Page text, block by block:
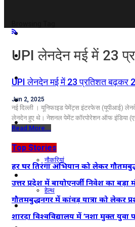
राजनीति
कारोबार
खेल
मनोरंजन
शिक्षा
नौकरियां
हेल्थ
क्राइम
UPI लेनदेन मई में 23
UPI लेनदेन मई में 23 प्रतिशत बढ़कर
Jun 2, 2025
नई दिल्ली । यूनिफाइड पेमेंट्स इंटरफेस (यूपीआई)
लेनदेन हुए थे। नेशनल पेमेंट कॉरपोरेशन ऑफ इंडिया
Read More...
Top Stories
हर घर तिरंगा अभियान को लेकर
उत्तर प्रदेश में बायोएनर्जी निवेश का बड़ा
गौतमबुद्धनगर में कांवड़ यात्रा को लेकर
शारदा विश्वविद्यालय में ‘नशा मुक्त